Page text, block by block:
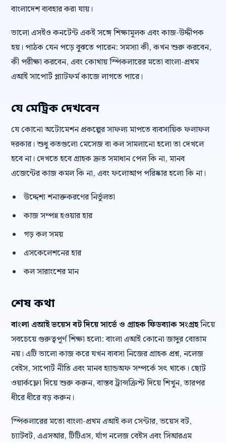
বাংলাদেশ ব্যবহার করা যায়।
ভালো এসইও কনটেন্ট একই সঙ্গে শিক্ষামূলক এবং কাজ-উদ্দীপক
হয়। পাঠক যেন পড়ে বুঝতে পারেন: সমস্যা কী, কখন শুরু করবেন,
কী পরীক্ষা করবেন, এবং কোথায় স্পিকলারের মতো বাংলা-প্রথম
এআই সাপোর্ট প্ল্যাটফর্ম কাজে লাগতে পারে।
যে মেট্রিক দেখবেন
যে কোনো অটোমেশন প্রকল্পের সাফল্য মাপতে ব্যবসায়িক ফলাফল
দরকার। শুধু কতগুলো মেসেজ বা কল সামলানো হলো তা দেখলে
হবে না। দেখতে হবে গ্রাহক দ্রুত সমাধান পেল কি না, মানব
এজেন্টের কাজ কমল কি না, এবং ফলোআপ পরিষ্কার হলো কি না।
উদ্দেশ্য শনাক্তকরণের নির্ভুলতা
কাজ সম্পন্ন হওয়ার হার
গড় কল সময়
এসকেলেশনের হার
কল সারাংশের মান
শেষ কথা
বাংলা এআই ভয়েস বট দিয়ে সার্ভে ও গ্রাহক ফিডব্যাক সংগ্রহনিয়ে
সবচেয়ে গুরুত্বপূর্ণ শিক্ষা হলো: বাংলা এআই কোনো জাদুর বোতাম
নয়। এটি ভালো কাজ করে যখন ব্যবসা নিজের গ্রাহক প্রশ্ন, নলেজ
বেইস, সাপোর্ট নীতি এবং মানব হ্যান্ডঅফ সম্পর্কে সৎ থাকে। ছোট
ওয়ার্কফ্লো দিয়ে শুরু করুন, বাস্তব ট্রান্সক্রিপ্ট দিয়ে শিখুন, তারপর
ধীরে ধীরে বড় করুন।
স্পিকলারের মতো বাংলা-প্রথম এআই কল সেন্টার, ভয়েস বট,
চ্যাটবট, এএসআর, টিটিএস, র্যাগ নলেজ বেইস এবং সিআরএম